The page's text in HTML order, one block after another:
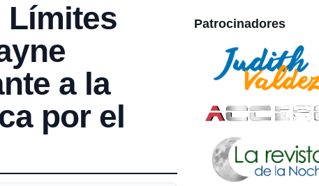
Límites
a la
por el
Patrocinadores